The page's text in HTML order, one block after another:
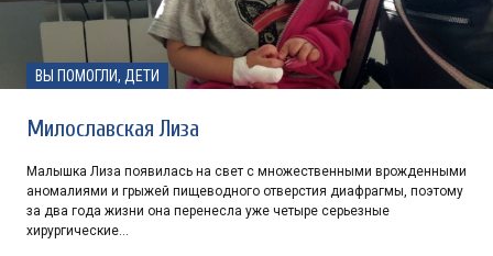
ВЫ ПОМОГЛИ, ДЕТИ
Милославская Лиза
Малышка Лиза появилась на свет с множественными врожденными
аномалиями и грыжей пищеводного отверстия диафрагмы, поэтому
за два года жизни она перенесла уже четыре серьезные
хирургические…